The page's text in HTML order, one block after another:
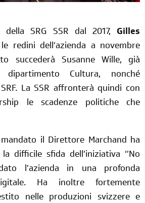
della SRG SSR dal 2017, Gilles
redini dell’azienda a novembre
succederà Susanne Wille, già
dipartimento Cultura, nonché
La SSR affronterà quindi con
le scadenze politiche che
il Direttore Marchand ha
difficile sfida dell’iniziativa ‘’No
l’azienda in una profonda
Ha inoltre fortemente
nelle produzioni svizzere e